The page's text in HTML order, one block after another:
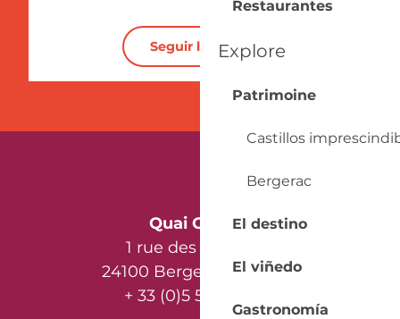
Restaurantes
Explore
Patrimoine
Castillos
Bergerac
El destino
El viñedo
Gastronomía
Seguir leyendo
Quai Cyrano
1 rue des Récollets
24100 Bergerac - France
+ 33 (0)5 53 57 03 11